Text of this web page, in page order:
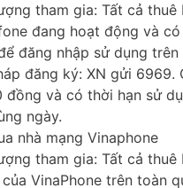
tham gia: Tất cả thuê
đang hoạt động và
đăng nhập sử dụng trên
đăng ký: XN gửi 6969.
đồng và có thời hạn sử
ngày.
nhà mạng Vinaphone
tham gia: Tất cả thuê
VinaPhone trên toàn